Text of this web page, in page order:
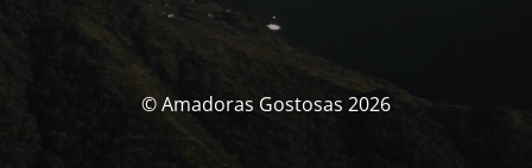
© Amadoras Gostosas 2026